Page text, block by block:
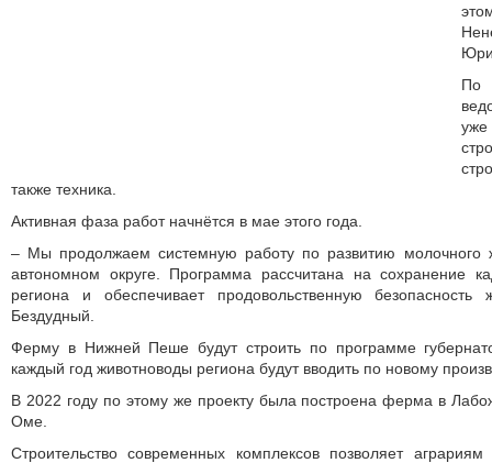
По
также техника.
Активная фаза работ начнётся в мае этого года.
– Мы продолжаем системную работу по развитию молочного
автономном округе. Программа рассчитана на сохранение
регио­на и обеспечивает продовольственную
Бездудный.
Ферму в Нижней Пеше будут строить по программе
каждый год животноводы региона будут вводить по новому
В 2022 году по этому же проекту была построена ферма в
Оме.
Строительство современных комплексов позволяет